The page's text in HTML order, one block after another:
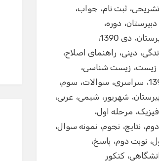
تشریحی ثبت نام جواب
دبیرستان دوره
دی 1390
دینی راهنمای اصلاح
زیست زیست شناسی
سراسری سوالات سوم
شهریور شیمی عربی
فیزیک مرحله اول
نتایج نجوم نمونه سوال
نوبت دوم پاسخ
کنکور